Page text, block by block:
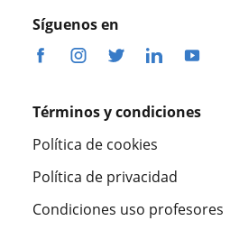
Síguenos en
Términos y condiciones
Política de cookies
Política de privacidad
Condiciones uso profesores